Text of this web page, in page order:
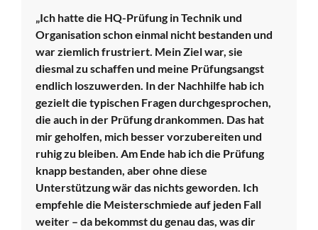
„Ich hatte die HQ-Prüfung in Technik und
Organisation schon einmal nicht bestanden und
war ziemlich frustriert. Mein Ziel war, sie
diesmal zu schaffen und meine Prüfungsangst
endlich loszuwerden. In der Nachhilfe hab ich
gezielt die typischen Fragen durchgesprochen,
die auch in der Prüfung drankommen. Das hat
mir geholfen, mich besser vorzubereiten und
ruhig zu bleiben. Am Ende hab ich die Prüfung
knapp bestanden, aber ohne diese
Unterstützung wär das nichts geworden. Ich
empfehle die Meisterschmiede auf jeden Fall
weiter – da bekommst du genau das, was dir